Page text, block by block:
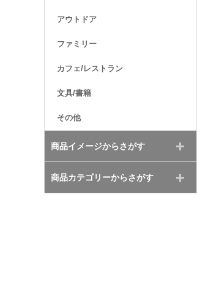
アウトドア
ファミリー
カフェ/レストラン
文具/書籍
その他
商品イメージからさがす
商品カテゴリーからさがす